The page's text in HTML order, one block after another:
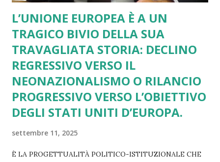
L’UNIONE EUROPEA È A UN
TRAGICO BIVIO DELLA SUA
TRAVAGLIATA STORIA: DECLINO
REGRESSIVO VERSO IL
NEONAZIONALISMO O RILANCIO
PROGRESSIVO VERSO L’OBIETTIVO
DEGLI STATI UNITI D’EUROPA.
settembre 11, 2025
È LA PROGETTUALITÀ POLITICO-ISTITUZIONALE CHE